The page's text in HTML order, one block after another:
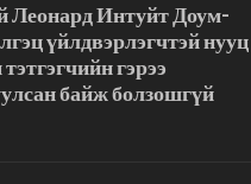
Леонард Интуйт Доум-
үйлдвэрлэгчтэй нууц
гэрээ
байж болзошгүй